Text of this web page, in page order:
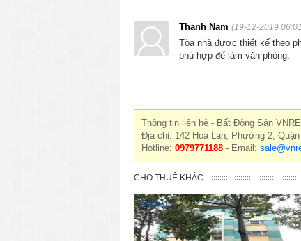
Thanh Nam (19-12-2019
Tòa nhà được thiết kế theo
phù hợp để làm văn phòng.
Thông tin liên hệ - Bất Động Sản
Địa chỉ: 142 Hoa Lan, Phường 2,
Hotline: 0979771188 - Email:
CHO THUÊ KHÁC